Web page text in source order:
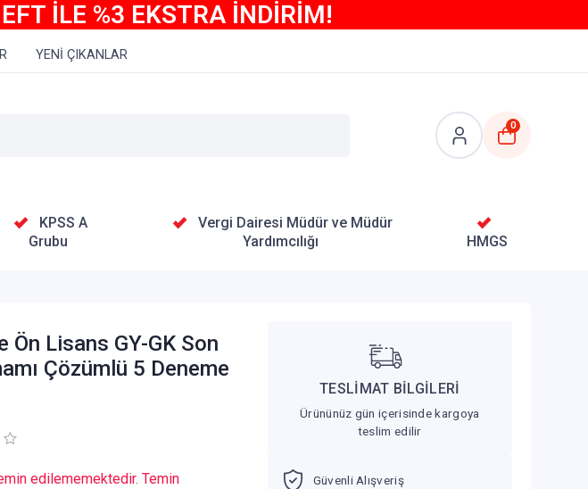
İLE %3 EKSTRA İNDİRİM!
YENİ ÇIKANLAR
0
KPSS A
Grubu
Vergi Dairesi Müdür ve Müdür
Yardımcılığı
HMGS
Ön Lisans GY-GK Son
Çözümlü 5 Deneme
edilememektedir. Temin
TESLİMAT BİLGİLERİ
Ürününüz gün içerisinde kargoya
teslim edilir
Güvenli Alışveriş